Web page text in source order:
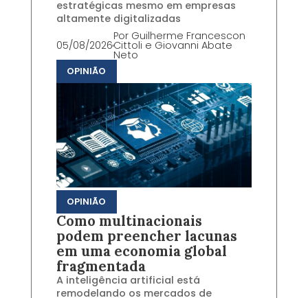
estratégicas mesmo em empresas
altamente digitalizadas
05/08/2026
Por Guilherme Francescon
Cittoli e Giovanni Abate
Neto
OPINIÃO
OPINIÃO
Como multinacionais
podem preencher lacunas
em uma economia global
fragmentada
A inteligência artificial está
remodelando os mercados de